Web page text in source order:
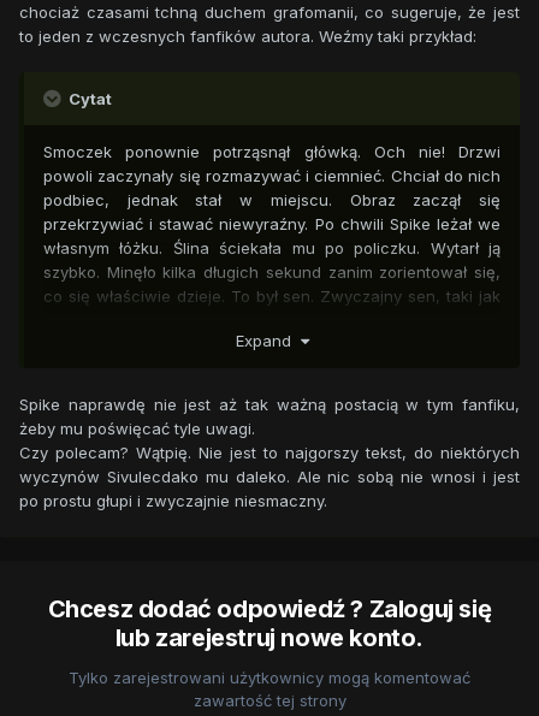
chociaż czasami tchną duchem grafomanii, co sugeruje, że jest
to jeden z wczesnych fanfików autora. Weźmy taki przykład:
Cytat
Smoczek ponownie potrząsnął główką. Och nie! Drzwi
powoli zaczynały się rozmazywać i ciemnieć. Chciał do nich
podbiec, jednak stał w miejscu. Obraz zaczął się
przekrzywiać i stawać niewyraźny. Po chwili Spike leżał we
własnym łóżku. Ślina ściekała mu po policzku. Wytarł ją
szybko. Minęło kilka długich sekund zanim zorientował się,
co się właściwie dzieje. To był sen. Zwyczajny sen, taki jak
natychmiast zapomnieć, bo inaczej będą cię potem
głowie i znów próbował zasnąć. Bez skutecznie. We
wszystkim najbardziej przeszkadzało mu przyspieszone
bicie serca.
Expand
Spike naprawdę nie jest aż tak ważną postacią w tym fanfiku,
żeby mu poświęcać tyle uwagi.
Czy polecam? Wątpię. Nie jest to najgorszy tekst, do niektórych
wyczynów Sivulecdako mu daleko. Ale nic sobą nie wnosi i jest
po prostu głupi i zwyczajnie niesmaczny.
Chcesz dodać odpowiedź ? Zaloguj się
lub zarejestruj nowe konto.
Tylko zarejestrowani użytkownicy mogą komentować
zawartość tej strony